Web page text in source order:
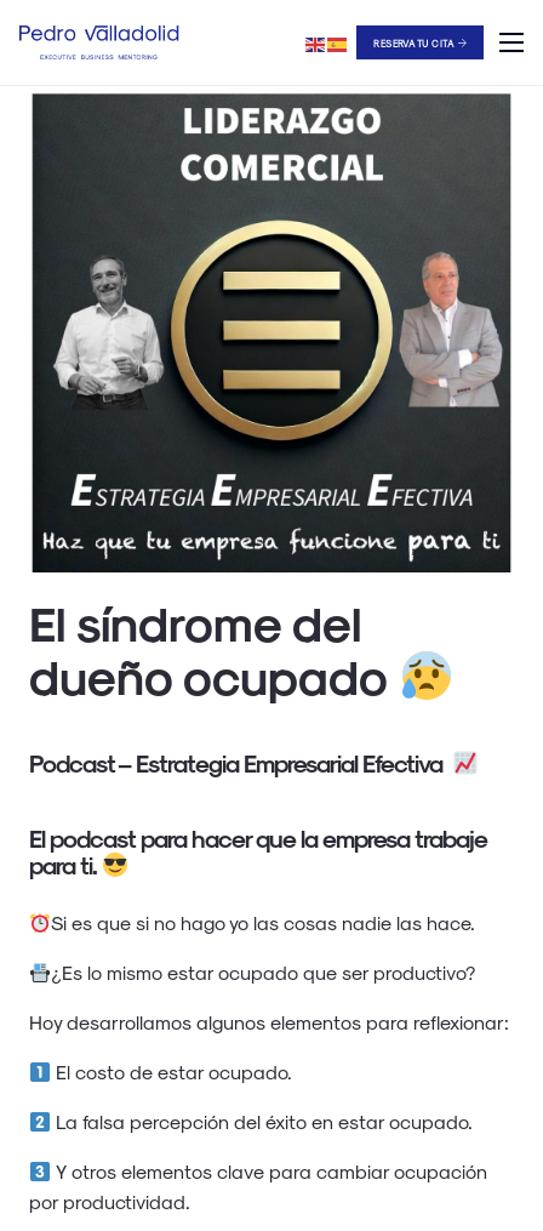
RESERVA TU CITA
El síndrome del
dueño ocupado
Podcast – Estrategia Empresarial Efectiva
El podcast para hacer que la empresa trabaje
para ti.
Si es que si no hago yo las cosas nadie las hace.
¿Es lo mismo estar ocupado que ser productivo?
Hoy desarrollamos algunos elementos para reflexionar:
El costo de estar ocupado.
La falsa percepción del éxito en estar ocupado.
Y otros elementos clave para cambiar ocupación
por productividad.